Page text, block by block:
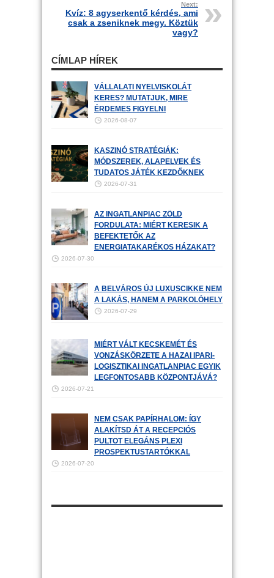
Next:
Kvíz: 8 agyserkentő kérdés, ami
csak a zseniknek megy. Köztük
vagy?
CÍMLAP HÍREK
VÁLLALATI NYELVISKOLÁT
KERES? MUTATJUK, MIRE
ÉRDEMES FIGYELNI
2026-08-07
KASZINÓ STRATÉGIÁK:
MÓDSZEREK, ALAPELVEK ÉS
TUDATOS JÁTÉK KEZDŐKNEK
2026-07-31
AZ INGATLANPIAC ZÖLD
FORDULATA: MIÉRT KERESIK A
BEFEKTETŐK AZ
ENERGIATAKARÉKOS HÁZAKAT?
2026-07-30
A BELVÁROS ÚJ LUXUSCIKKE NEM
A LAKÁS, HANEM A PARKOLÓHELY
2026-07-29
MIÉRT VÁLT KECSKEMÉT ÉS
VONZÁSKÖRZETE A HAZAI IPARI-
LOGISZTIKAI INGATLANPIAC EGYIK
LEGFONTOSABB KÖZPONTJÁVÁ?
2026-07-21
NEM CSAK PAPÍRHALOM: ÍGY
ALAKÍTSD ÁT A RECEPCIÓS
PULTOT ELEGÁNS PLEXI
PROSPEKTUSTARTÓKKAL
2026-07-20